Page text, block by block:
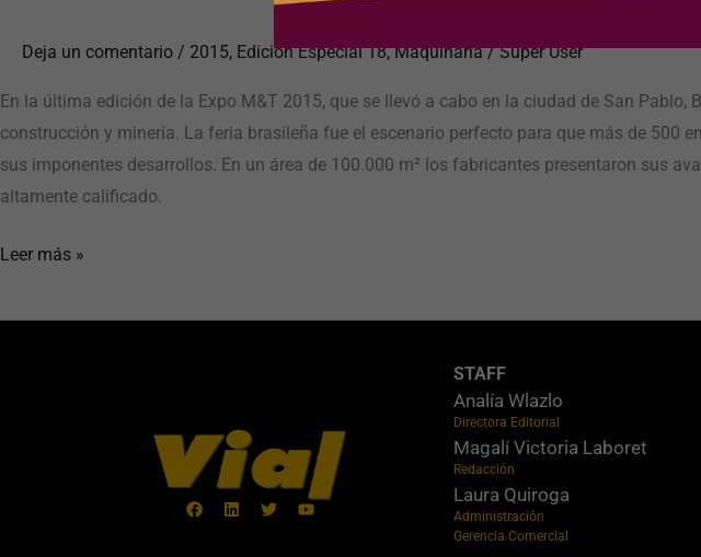
Deja un comentario / 2015, Edición Especial 18,Maquinaria/Super User
En la última edición de la Expo M&T 2015, que se llevó a cabo en la ciudad de San
construcción y minería. La feria brasileña fue el escenario perfecto para que más de 500
sus imponentes desarrollos. En un área de 100.000 m² los fabricantes presentaron sus
altamente calificado.
Leer más »
STAFF
Analía Wlazlo
Directora Editorial
Magalí Victoria Laboret
Redacción
Laura Quiroga
Administración
Gerencia Comercial